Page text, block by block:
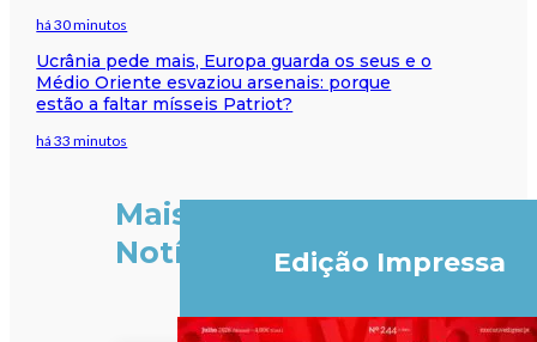
há 30 minutos
Ucrânia pede mais, Europa guarda os seus e o
Médio Oriente esvaziou arsenais: porque
estão a faltar mísseis Patriot?
há 33 minutos
Mais
Notícias
Edição Impressa